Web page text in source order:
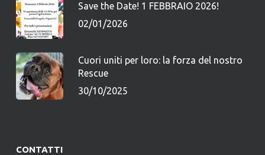
Save the Date! 1 FEBBRAIO 2026!
02/01/2026
Cuori uniti per loro: la forza del nostro
Rescue
30/10/2025
CONTATTI